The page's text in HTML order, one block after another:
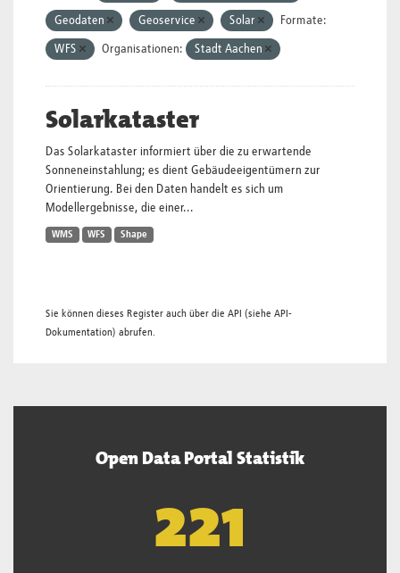
Geodaten Geoservice Solar Formate:
WFS Organisationen: Stadt Aachen
Solarkataster
Das Solarkataster informiert über die zu erwartende
Sonneneinstahlung; es dient Gebäudeeigentümern zur
Orientierung. Bei den Daten handelt es sich um
Modellergebnisse, die einer...
WMS WFS Shape
Sie können dieses Register auch über die API (siehe API-
Dokumentation) abrufen.
Open Data Portal Statistik
222